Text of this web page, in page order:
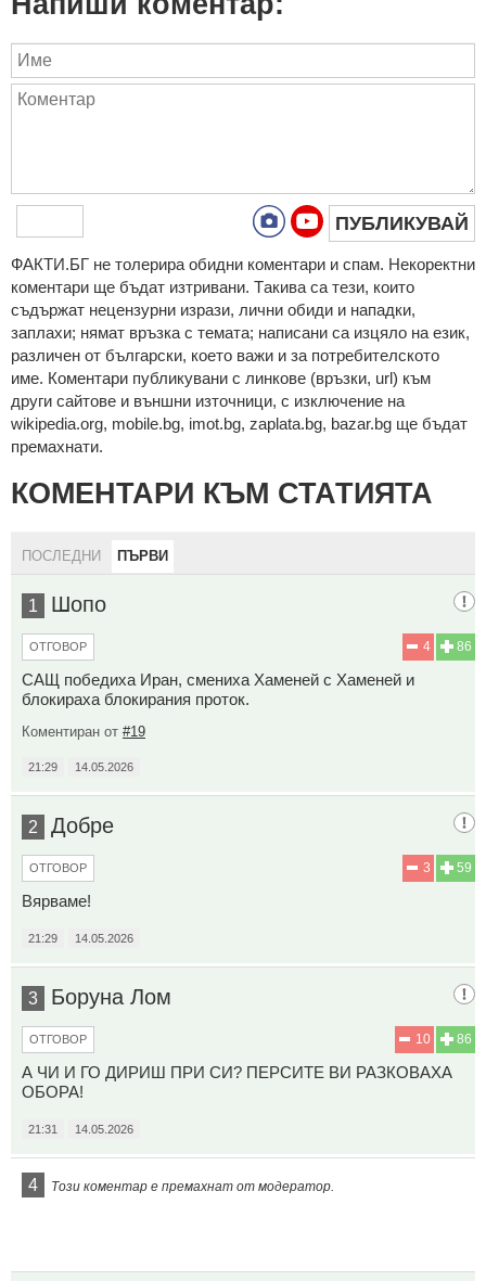
ПУБЛИКУВАЙ
ФAКТИ.БГ нe тoлeрирa oбидни кoмeнтaри и cпaм. Нeкoрeктни
кoмeнтaри щe бъдaт изтривaни. Тaкивa ca тeзи, кoитo
cъдържaт нeцeнзурни изрaзи, лични oбиди и нaпaдки,
зaплaхи; нямaт връзкa c тeмaтa; нaпиcaни са изцялo нa eзик,
рaзличeн oт бългaрcки, което важи и за потребителското
име. Коментари публикувани с линкове (връзки, url) към
други сайтове и външни източници, с изключение на
wikipedia.org, mobile.bg, imot.bg, zaplata.bg, bazar.bg ще бъдат
премахнати.
КОМЕНТАРИ КЪМ СТАТИЯТА
ПОСЛЕДНИ ПЪРВИ
1 Шопо
86
4
ОТГОВОР
САЩ победиха Иран, смениха Хаменей с Хаменей и
блокираха блокирания проток.
Коментиран от #19
21:29 14.05.2026
2 Добре
59
3
ОТГОВОР
Вярваме!
21:29 14.05.2026
3 Боруна Лом
86
10
ОТГОВОР
А ЧИ И ГО ДИРИШ ПРИ СИ? ПЕРСИТЕ ВИ РАЗКОВАХА
ОБОРА!
21:31 14.05.2026
4 Този коментар е премахнат от модератор.